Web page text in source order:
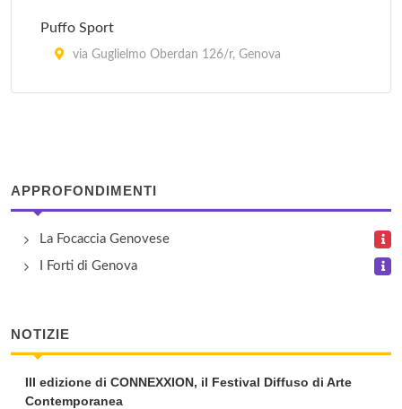
Puffo Sport
via Guglielmo Oberdan 126/r, Genova
APPROFONDIMENTI
La Focaccia Genovese
I Forti di Genova
NOTIZIE
III edizione di CONNEXXION, il Festival Diffuso di Arte
Contemporanea